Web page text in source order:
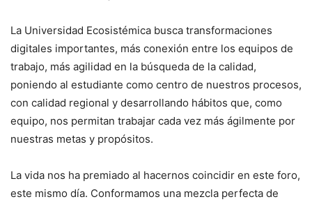
La Universidad Ecosistémica busca transformaciones
digitales importantes, más conexión entre los equipos de
trabajo, más agilidad en la búsqueda de la calidad,
poniendo al estudiante como centro de nuestros procesos,
con calidad regional y desarrollando hábitos que, como
equipo, nos permitan trabajar cada vez más ágilmente por
nuestras metas y propósitos.
La vida nos ha premiado al hacernos coincidir en este foro,
este mismo día. Conformamos una mezcla perfecta de